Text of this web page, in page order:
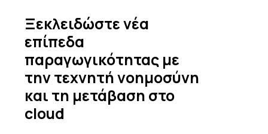
Ξεκλειδώστε νέα
επίπεδα
παραγωγικότητας με
την τεχνητή νοημοσύνη
και τη μετάβαση στο
cloud